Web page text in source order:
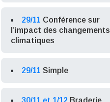
29/11 Conférence sur
l’impact des changements
climatiques
29/11 Simple
30/11 et 1/12 Braderie